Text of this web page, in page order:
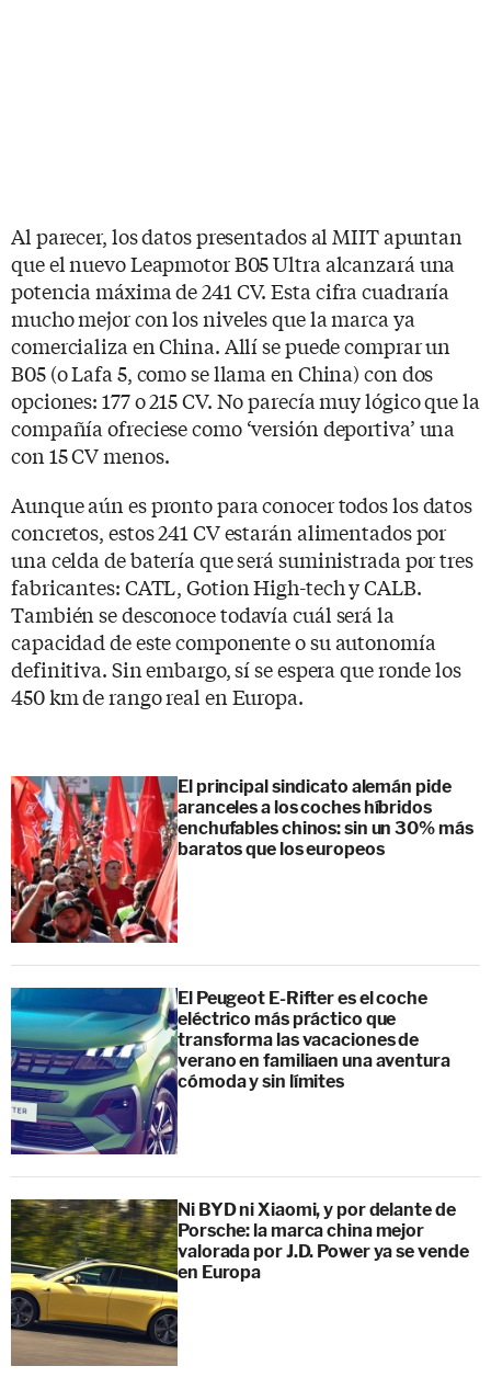
Al parecer, los datos presentados al MIIT apuntan
que el nuevo Leapmotor B05 Ultra alcanzará una
potencia máxima de 241 CV. Esta cifra cuadraría
mucho mejor con los niveles que la marca ya
comercializa en China. Allí se puede comprar un
B05 (o Lafa 5, como se llama en China) con dos
opciones: 177 o 215 CV. No parecía muy lógico que la
compañía ofreciese como ‘versión deportiva’ una
con 15 CV menos.
Aunque aún es pronto para conocer todos los datos
concretos, estos 241 CV estarán alimentados por
una celda de batería que será suministrada por tres
fabricantes: CATL, Gotion High-tech y CALB.
También se desconoce todavía cuál será la
capacidad de este componente o su autonomía
definitiva. Sin embargo, sí se espera que ronde los
450 km de rango real en Europa.
El principal sindicato alemán pide
aranceles a los coches híbridos
enchufables chinos: sin un 30% más
baratos que los europeos
El Peugeot E-Rifter es el coche
eléctrico más práctico que
transforma las vacaciones de
verano en familiaen una aventura
cómoda y sin límites
Ni BYD ni Xiaomi, y por delante de
Porsche: la marca china mejor
valorada por J.D. Power ya se vende
en Europa